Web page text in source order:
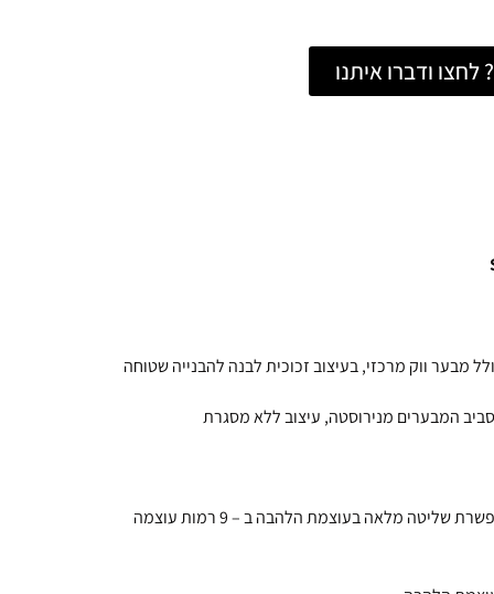
ודברו איתנו
המבערים מנירוסטה, עיצוב ללא מסגרת
StepFlame – טכנולוגיה חדישה וייחודית המאפשרת שליטה מלאה בעוצמת הלהבה ב – 9 רמות עוצמה